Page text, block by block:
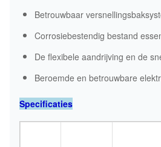
Betrouwbaar
Corrosiebestendig bestand
De flexibele aandrijving en de
Beroemde en betrouwbare
Specificaties